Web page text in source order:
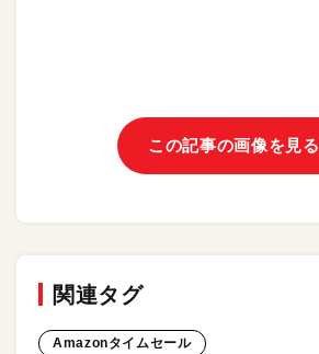
この記事の画像を見る
関連タグ
Amazonタイムセール